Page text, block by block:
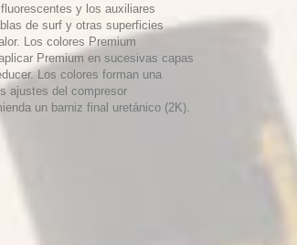
y los auxiliares
de surf y otras superficies
Los colores Premium
Premium en sucesivas capas
Los colores forman una
ajustes del compresor
un barniz final uretánico (2K).